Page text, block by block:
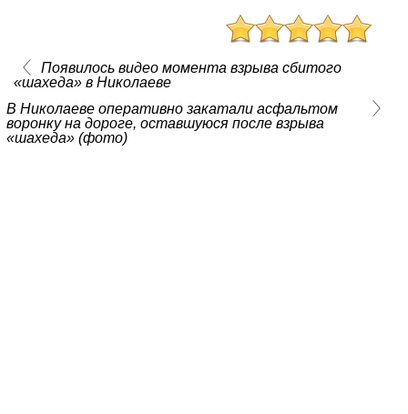
Появилось видео момента взрыва сбитого
«шахеда» в Николаеве
В Николаеве оперативно закатали асфальтом
воронку на дороге, оставшуюся после взрыва
«шахеда» (фото)